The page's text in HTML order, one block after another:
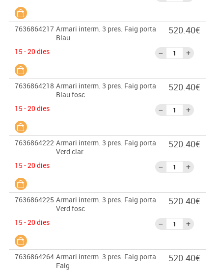
7636864217 Armari interm. 3 pres. Faig porta
Blau
15 - 20 dies
520.40€
7636864218 Armari interm. 3 pres. Faig porta
Blau fosc
15 - 20 dies
520.40€
7636864222 Armari interm. 3 pres. Faig porta
Verd clar
15 - 20 dies
520.40€
7636864225 Armari interm. 3 pres. Faig porta
Verd fosc
15 - 20 dies
520.40€
7636864264 Armari interm. 3 pres. Faig porta
Faig
520.40€